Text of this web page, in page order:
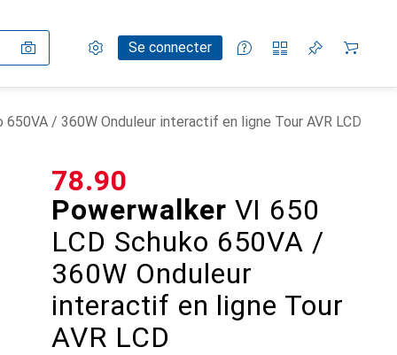
Paramètres
Compte clientSe connecter
Listes de comparaison
Listes d'envies
Panier
650VA / 360W Onduleur interactif en ligne Tour AVR LCD
Powerwalker VI 650
LCD Schuko 650VA /
360W Onduleur
interactif en ligne Tour
AVR LCD
CHF
78.90